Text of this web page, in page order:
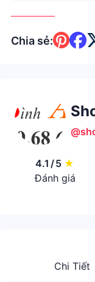
Chia sẻ:
4.1 /5 ★
Đánh giá
Chi Tiết